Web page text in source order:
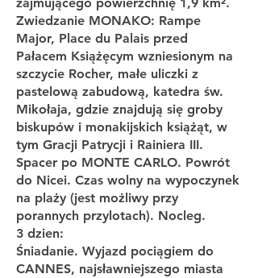
Zwiedzanie MONAKO: Rampe
Major, Place du Palais przed
Pałacem Książęcym wzniesionym na
szczycie Rocher, małe uliczki z
pastelową zabudową, katedra św.
Mikołaja, gdzie znajdują się groby
biskupów i monakijskich książąt, w
tym Gracji Patrycji i Rainiera III.
Spacer po MONTE CARLO. Powrót
do Nicei. Czas wolny na wypoczynek
na plaży (jest możliwy przy
porannych przylotach). Nocleg.
3 dzien:
Śniadanie. Wyjazd pociągiem do
CANNES, najsławniejszego miasta